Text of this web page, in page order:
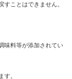
ことはできません。
味料等が添加されてい
す。